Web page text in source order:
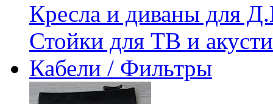
Кресла и диваны для
Стойки для ТВ и
Кабели / Фильтры